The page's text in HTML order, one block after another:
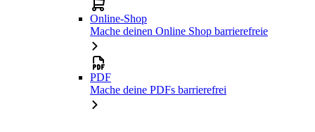
Online-Shop
Mache deinen Online Shop barrierefreie
PDF
Mache deine PDFs barrierefrei